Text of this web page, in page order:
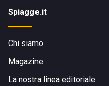
Spiagge.it
Chi siamo
Magazine
La nostra linea editoriale